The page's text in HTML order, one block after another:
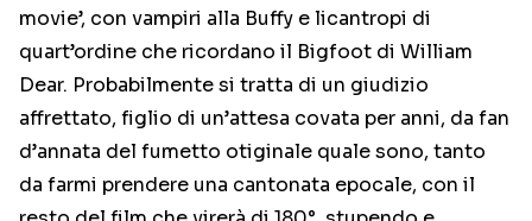
movie’, con vampiri alla Buffy e licantropi di
quart’ordine che ricordano il Bigfoot di William
Dear. Probabilmente si tratta di un giudizio
affrettato, figlio di un’attesa covata per anni, da fan
d’annata del fumetto otiginale quale sono, tanto
da farmi prendere una cantonata epocale, con il